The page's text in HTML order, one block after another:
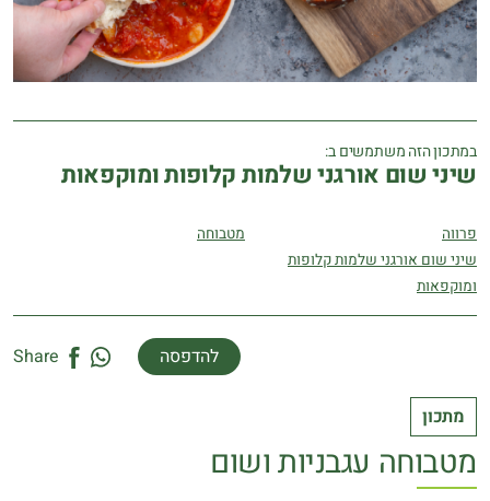
במתכון הזה משתמשים ב:
שיני שום אורגני שלמות קלופות ומוקפאות
פרווה
מטבוחה
שיני שום אורגני שלמות קלופות
ומוקפאות
Share להדפסה
מתכון
מטבוחה עגבניות ושום